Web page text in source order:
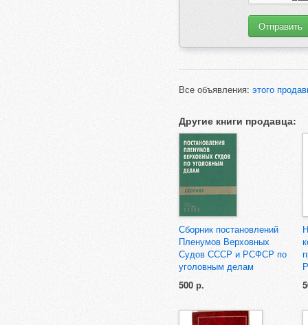
Все объявления: этого
Другие книги продавца:
Сборник постановлений
Пленумов Верховных
Судов СССР и РСФСР по
уголовным делам
500 р.